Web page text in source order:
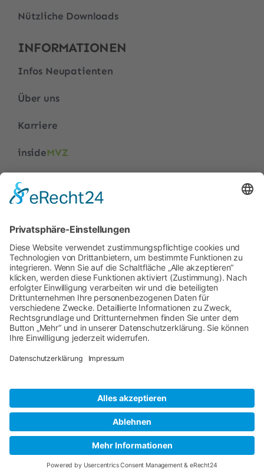
Nützliche Downloads
INFORMATIONEN
Infos Neupatienten
Über uns
Karriere
insideMVZ
Impressum
Datenschutz
IN KONTAKT BLEIBEN
Telefon
0250898240
Rückrufservice
© Copyright 2026 • MVZ ÄrzteHaus am
Amtshofweg GbR Amtshofweg •
Webgestaltung:web media kowalke